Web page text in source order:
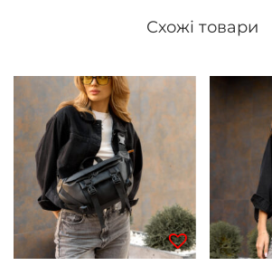
Схожі товари